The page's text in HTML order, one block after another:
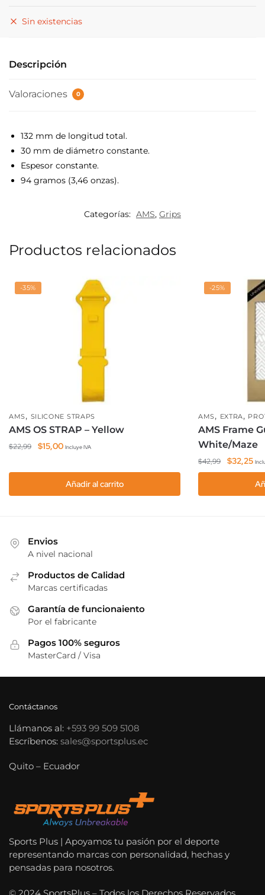
Sin existencias
Descripción
Valoraciones 0
132 mm de longitud total.
30 mm de diámetro constante.
Espesor constante.
94 gramos (3,46 onzas).
Categorías: AMS, Grips
Productos relacionados
-35%
AMS, SILICONE STRAPS
AMS OS STRAP – Yellow
$22,99
El
original
$22,99.
$15,00El
actual
es:
$15,00.
Incluye IVA
Añadir al carrito
-25%
AMS, EXTRA,
AMS Frame
White/Maze
$42,99
El
precio
era:
$32,25El
es:
Envios
A nivel nacional
Productos de Calidad
Marcas certificadas
Garantía de funcionaiento
Por el fabricante
Pagos 100% seguros
MasterCard / Visa
Contáctanos
Llámanos al: +593 99 509 5108
Escríbenos: sales@sportsplus.ec
Quito – Ecuador
Sports Plus | Apoyamos tu pasión por el deporte
representando marcas con personalidad, hechas y
pensadas para nosotros.
© 2024 SportsPlus – Todos los Derechos Reservados